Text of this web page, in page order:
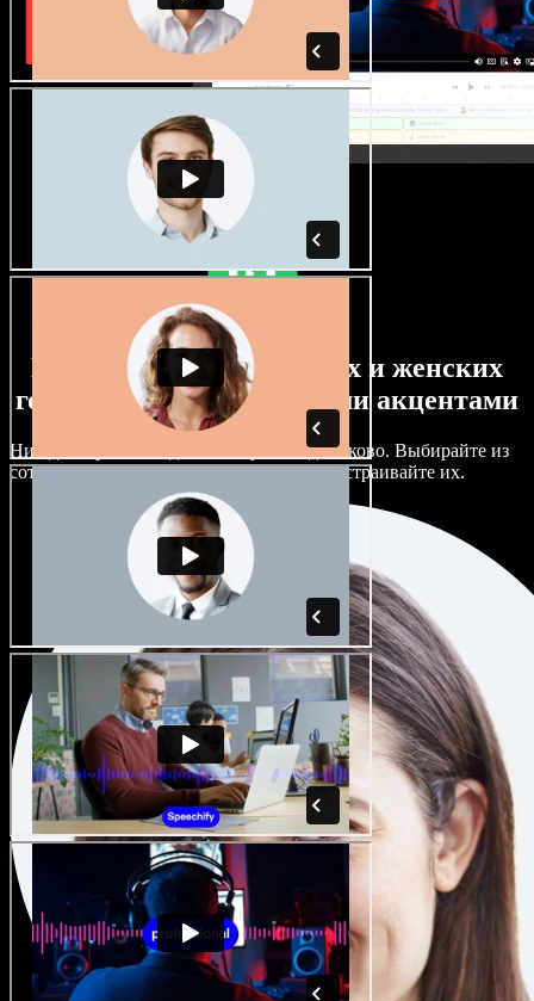
Большой выбор мужских и женских
голосов с самыми разными акцентами
Ни один проект не должен звучать одинаково. Выбирайте из
сотен ИИ‑голосов и акцентов и тонко настраивайте их.